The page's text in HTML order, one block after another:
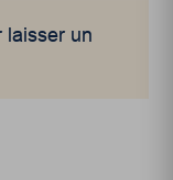
laisser un